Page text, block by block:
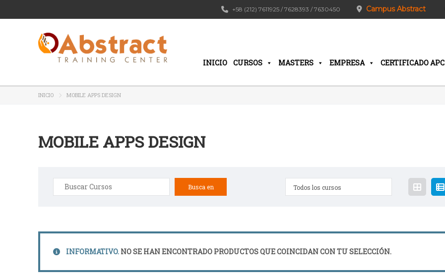
Campus Abstract
+58 (212) 7611925 / 7628393 / 7630450
INICIO CURSOS MASTERS EMPRESA CERTIFICADO APC
INICIO MOBILE APPS DESIGN
MOBILE APPS DESIGN
Buscar: Todos los cursos
INFORMATIVO. NO SE HAN ENCONTRADO PRODUCTOS QUE COINCIDAN CON TU SELECCIÓN.